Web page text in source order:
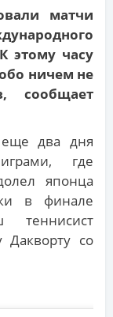
матчи
этому часу
ничем не
сообщает
два дня
где
японца
в финале
теннисист
Дакворту со